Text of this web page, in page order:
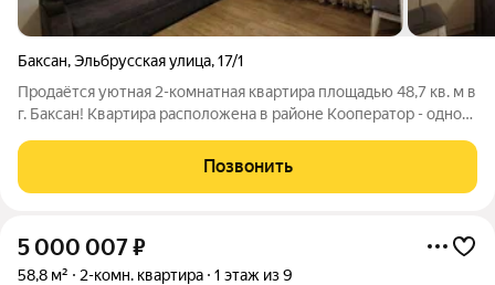
Баксан,Эльбрусская улица,17/1
Продаётся уютная 2-комнатная квартира площадью 48,7 кв. м в
г. Баксан! Квартира расположена в районе Кооператор - одном
новый, уже сдан в эксплуатацию, что позволяет сразу
заселиться без ожидания
Позвонить
5 000 007₽
58,8 м² 2-комн. квартира 1 этаж из 9